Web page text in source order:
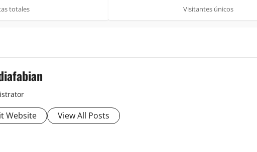
totales Visitantes únicos
Website View All Posts